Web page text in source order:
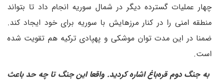
چهار عملیات گسترده دیگر در شمال سوریه انجام داد تا بتواند
منطقه امنی را در کنار مرزهایش با سوریه برای خود ایجاد کند.
ضمنا در این مدت توان موشکی و پهپادی ترکیه هم تقویت شده
است.
‌ به جنگ دوم قره‌باغ اشاره کردید. واقعا این جنگ تا چه حد باعث